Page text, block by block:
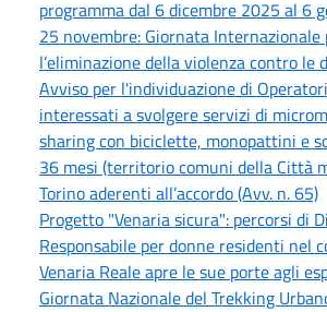
programma dal 6 dicembre 2025 al 6
25 novembre: Giornata Internazionale
l’eliminazione della violenza contro le
Avviso per l'individuazione di
interessati a svolgere servizi di
sharing con biciclette, monopattini e
36 mesi (territorio comuni della Città
Torino aderenti all’accordo (Avv. n. 65)
Progetto "Venaria sicura": percorsi di
Responsabile per donne residenti nel
Venaria Reale apre le sue porte agli
Giornata Nazionale del Trekking